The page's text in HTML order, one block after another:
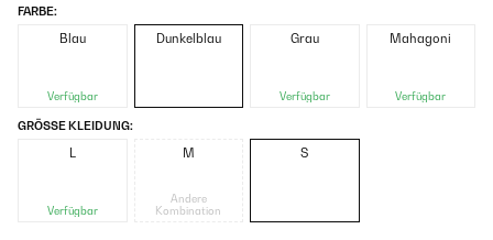
FARBE:
Blau
Verfügbar
Dunkelblau Grau
Verfügbar
Mahagoni
Verfügbar
GRÖSSE KLEIDUNG:
L
Verfügbar
M
Andere
Kombination
S